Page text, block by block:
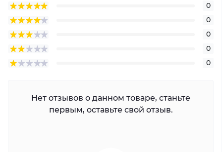
0
0
0
0
0
Нет отзывов о данном товаре, станьте
первым, оставьте свой отзыв.